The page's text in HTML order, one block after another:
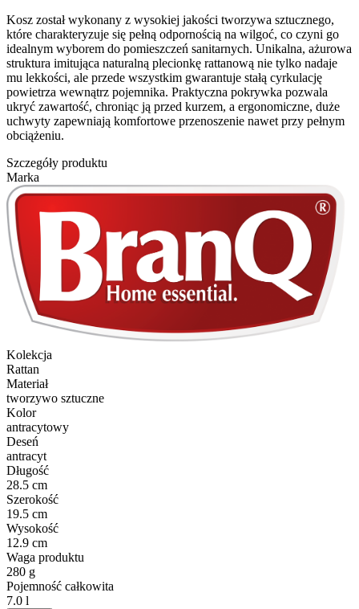
Kosz został wykonany z wysokiej jakości tworzywa sztucznego,
które charakteryzuje się pełną odpornością na wilgoć, co czyni go
idealnym wyborem do pomieszczeń sanitarnych. Unikalna, ażurowa
struktura imitująca naturalną plecionkę rattanową nie tylko nadaje
mu lekkości, ale przede wszystkim gwarantuje stałą cyrkulację
powietrza wewnątrz pojemnika. Praktyczna pokrywka pozwala
ukryć zawartość, chroniąc ją przed kurzem, a ergonomiczne, duże
uchwyty zapewniają komfortowe przenoszenie nawet przy pełnym
obciążeniu.
Szczegóły produktu
Marka
Kolekcja
Rattan
Materiał
tworzywo sztuczne
Kolor
antracytowy
Deseń
antracyt
Długość
28.5 cm
Szerokość
19.5 cm
Wysokość
12.9 cm
Waga produktu
280 g
Pojemność całkowita
7.0 l